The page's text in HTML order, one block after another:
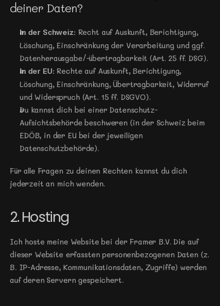
deiner Daten?
In der Schweiz: Recht auf Auskunft, Berichtigung,
Löschung, Einschränkung der Verarbeitung und ggf.
Datenherausgabe/-übertragbarkeit (Art. 25 ff. DSG).
In der EU: Rechte auf Auskunft, Berichtigung,
Löschung, Einschränkung, Übertragbarkeit, Widerruf
und Widerspruch (Art. 15 ff. DSGVO).
Du kannst dich bei einer Datenschutz-
Aufsichtsbehörde beschweren (in der Schweiz beim
EDÖB, in der EU bei der jeweiligen
Datenschutzbehörde).
Für alle Fragen zu deinen Rechten kannst du dich
jederzeit an mich wenden.
2. Hosting
Ich hoste meine Website bei der Framer B.V. Die auf
dieser Website erfassten personenbezogenen Daten (z.
B. IP-Adresse, Kommunikationsdaten, Zugriffe) werden
auf deren Servern gespeichert.